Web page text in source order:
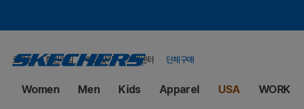
로그인 회원가입 매장찾기 고객센터 단체구매
Women Men Kids Apparel USA WORK